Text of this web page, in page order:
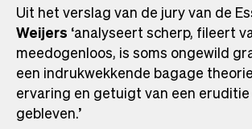
Uit het verslag van de jury van de
Weijers ‘analyseert scherp, fileert
meedogenloos, is soms ongewild
een indrukwekkende bagage
ervaring en getuigt van een
gebleven.’